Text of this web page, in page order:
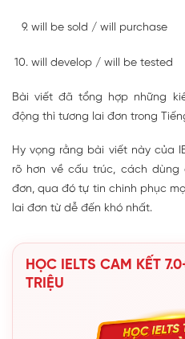
will be sold / will purchase
will develop / will be tested
Bài viết đã tổng hợp những
động thì tương lai đơn trong
Hy vọng rằng bài viết này của
rõ hơn về cấu trúc, cách
đơn, qua đó tự tin chinh phục
lai đơn từ dễ đến khó nhất.
HỌC IELTS CAM KẾT
TRIỆU